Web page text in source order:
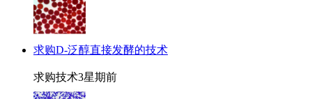
求购D-泛醇直接发酵的技术
求购技术3星期前